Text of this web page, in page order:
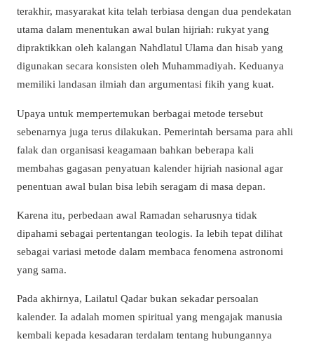
terakhir, masyarakat kita telah terbiasa dengan dua pendekatan
utama dalam menentukan awal bulan hijriah: rukyat yang
dipraktikkan oleh kalangan Nahdlatul Ulama dan hisab yang
digunakan secara konsisten oleh Muhammadiyah. Keduanya
memiliki landasan ilmiah dan argumentasi fikih yang kuat.
Upaya untuk mempertemukan berbagai metode tersebut
sebenarnya juga terus dilakukan. Pemerintah bersama para ahli
falak dan organisasi keagamaan bahkan beberapa kali
membahas gagasan penyatuan kalender hijriah nasional agar
penentuan awal bulan bisa lebih seragam di masa depan.
Karena itu, perbedaan awal Ramadan seharusnya tidak
dipahami sebagai pertentangan teologis. Ia lebih tepat dilihat
sebagai variasi metode dalam membaca fenomena astronomi
yang sama.
Pada akhirnya, Lailatul Qadar bukan sekadar persoalan
kalender. Ia adalah momen spiritual yang mengajak manusia
kembali kepada kesadaran terdalam tentang hubungannya